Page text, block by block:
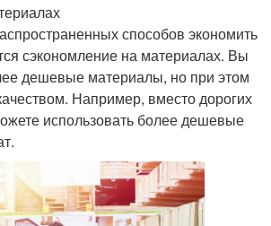
способов экономить
сэкономление на материалах. Вы
дешевые материалы, но при этом
Например, вместо дорогих
использовать более дешевые